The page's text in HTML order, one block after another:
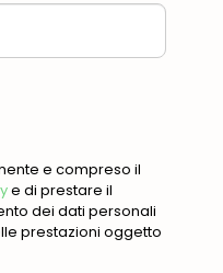
e compreso il
e di prestare il
dei dati personali
prestazioni oggetto